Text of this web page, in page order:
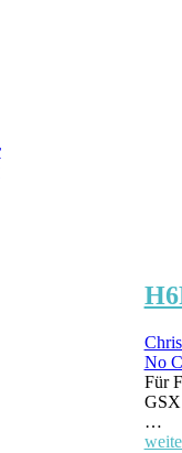
No
Für
GSX
…